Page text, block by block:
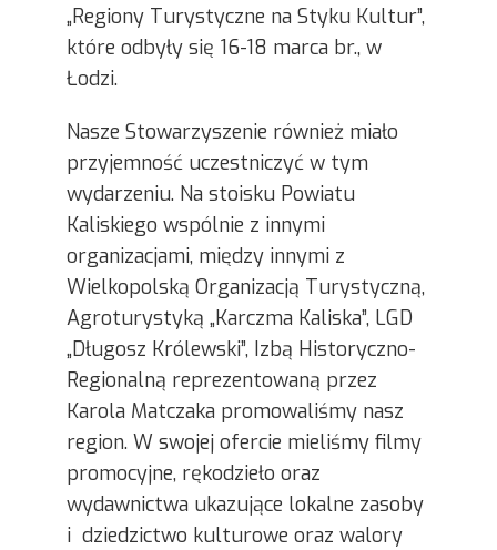
„Regiony Turystyczne na Styku Kultur”,
które odbyły się 16-18 marca br., w
Łodzi.
Nasze Stowarzyszenie również miało
przyjemność uczestniczyć w tym
wydarzeniu. Na stoisku Powiatu
Kaliskiego wspólnie z innymi
organizacjami, między innymi z
Wielkopolską Organizacją Turystyczną,
Agroturystyką „Karczma Kaliska”, LGD
„Długosz Królewski”, Izbą Historyczno-
Regionalną reprezentowaną przez
Karola Matczaka promowaliśmy nasz
region. W swojej ofercie mieliśmy filmy
promocyjne, rękodzieło oraz
wydawnictwa ukazujące lokalne zasoby
i dziedzictwo kulturowe oraz walory